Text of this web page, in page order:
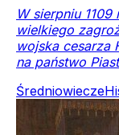
W sierpniu
wielkiego
wojska cesarza
na państwo
Średniowiecze